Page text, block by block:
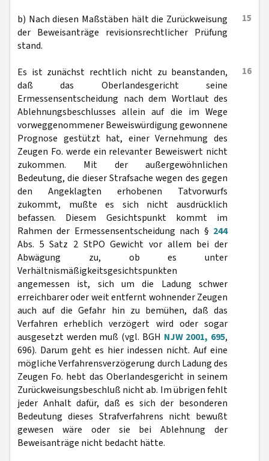
15
b) Nach diesen Maßstäben hält die Zurückweisung
der Beweisanträge revisionsrechtlicher Prüfung
stand.
16
Es ist zunächst rechtlich nicht zu beanstanden,
daß das Oberlandesgericht seine
Ermessensentscheidung nach dem Wortlaut des
Ablehnungsbeschlusses allein auf die im Wege
vorweggenommener Beweiswürdigung gewonnene
Prognose gestützt hat, einer Vernehmung des
Zeugen Fo. werde ein relevanter Beweiswert nicht
zukommen. Mit der außergewöhnlichen
Bedeutung, die dieser Strafsache wegen des gegen
den Angeklagten erhobenen Tatvorwurfs
zukommt, mußte es sich nicht ausdrücklich
befassen. Diesem Gesichtspunkt kommt im
Rahmen der Ermessensentscheidung nach § 244
Abs. 5 Satz 2 StPO Gewicht vor allem bei der
Abwägung zu, ob es unter
Verhältnismäßigkeitsgesichtspunkten
angemessen ist, sich um die Ladung schwer
erreichbarer oder weit entfernt wohnender Zeugen
auch auf die Gefahr hin zu bemühen, daß das
Verfahren erheblich verzögert wird oder sogar
ausgesetzt werden muß (vgl. BGH NJW 2001, 695,
696). Darum geht es hier indessen nicht. Auf eine
mögliche Verfahrensverzögerung durch Ladung des
Zeugen Fo. hebt das Oberlandesgericht in seinem
Zurückweisungsbeschluß nicht ab. Im übrigen fehlt
jeder Anhalt dafür, daß es sich der besonderen
Bedeutung dieses Strafverfahrens nicht bewußt
gewesen wäre oder sie bei Ablehnung der
Beweisanträge nicht bedacht hätte.